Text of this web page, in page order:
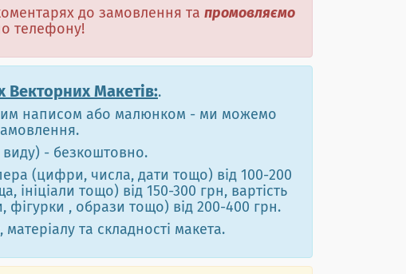
до замовлення та промовляємо
телефону!
Векторних Макетів:.
написом або малюнком - ми можемо
- безкоштовно.
(цифри, числа, дати тощо) від 100-200
ініціали тощо) від 150-300 грн, вартість
фігурки , образи тощо) від 200-400 грн.
та складності макета.